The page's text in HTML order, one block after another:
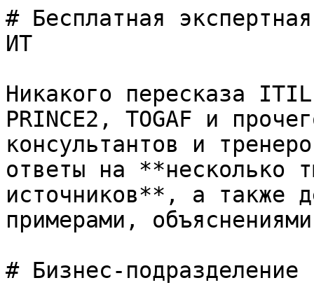
# Бесплатная
ИТ
Никакого пересказа
PRINCE2, TOGAF и
консультантов и
ответы на **несколько
источников**, а также
примерами,
# Бизнес-подразделение